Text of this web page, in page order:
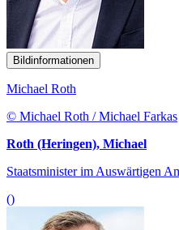
Bildinformationen
Michael Roth
© Michael Roth / Michael Farkas
Roth (Heringen), Michael
Staatsminister im Auswärtigen
()